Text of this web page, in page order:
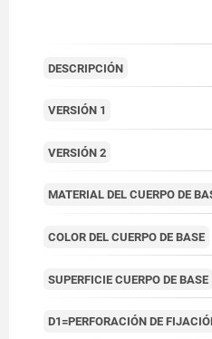
DESCRIPCIÓN
VERSIÓN 1
VERSIÓN 2
MATERIAL DEL CUERPO DE
COLOR DEL CUERPO DE BASE
SUPERFICIE CUERPO DE BASE
D1=PERFORACIÓN DE